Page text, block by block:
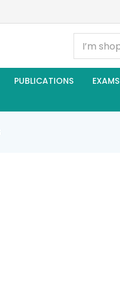
PUBLICATIONS EXAMS